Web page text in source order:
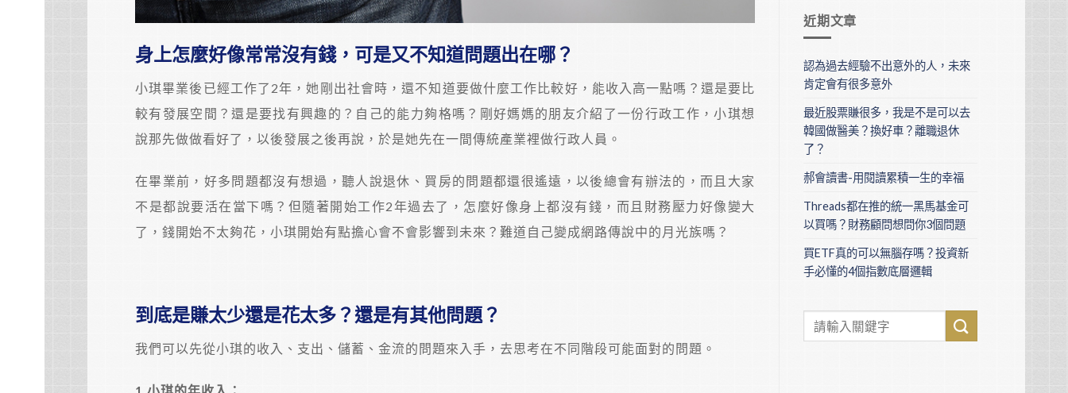
身上怎麼好像常常沒有錢，可是又不知道問題出在哪？
小琪畢業後已經工作了2年，她剛出社會時，還不知道要做什麼工作比較好，能收入高一點嗎？還是要比
較有發展空間？還是要找有興趣的？自己的能力夠格嗎？剛好媽媽的朋友介紹了一份行政工作，小琪想
說那先做做看好了，以後發展之後再說，於是她先在一間傳統產業裡做行政人員。
在畢業前，好多問題都沒有想過，聽人說退休、買房的問題都還很遙遠，以後總會有辦法的，而且大家
不是都說要活在當下嗎？但隨著開始工作2年過去了，怎麼好像身上都沒有錢，而且財務壓力好像變大
了，錢開始不太夠花，小琪開始有點擔心會不會影響到未來？難道自己變成網路傳說中的月光族嗎？
到底是賺太少還是花太多？還是有其他問題？
我們可以先從小琪的收入、支出、儲蓄、金流的問題來入手，去思考在不同階段可能面對的問題。
近期文章
認為過去經驗不出意外的人，未來
肯定會有很多意外
最近股票賺很多，我是不是可以去
韓國做醫美？換好車？離職退休
了？
郝會讀書-用閱讀累積一生的幸福
Threads都在推的統一黑馬基金可
以買嗎？財務顧問想問你3個問題
買ETF真的可以無腦存嗎？投資新
手必懂的4個指數底層邏輯